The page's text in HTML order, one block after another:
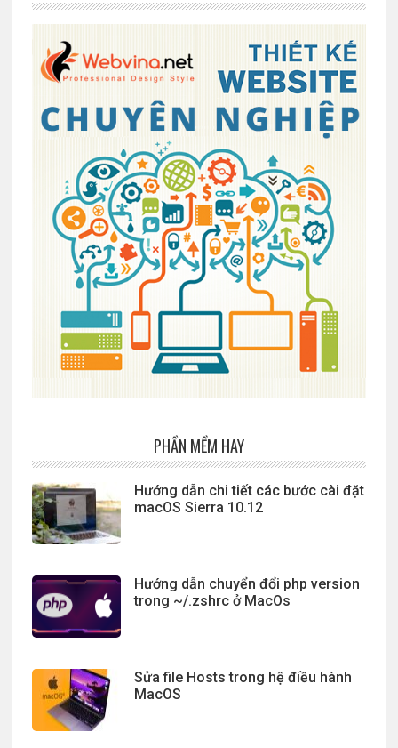
PHẦN MỀM HAY
Hướng dẫn chi tiết các bước cài đặt
macOS Sierra 10.12
Hướng dẫn chuyển đổi php version
trong ~/.zshrc ở MacOs
Sửa file Hosts trong hệ điều hành
MacOS